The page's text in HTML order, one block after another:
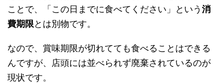
ことで、「この日までに食べてください」という消
費期限とは別物です。
なので、賞味期限が切れてても食べることはできる
んですが、店頭には並べられず廃棄されているのが
現状です。